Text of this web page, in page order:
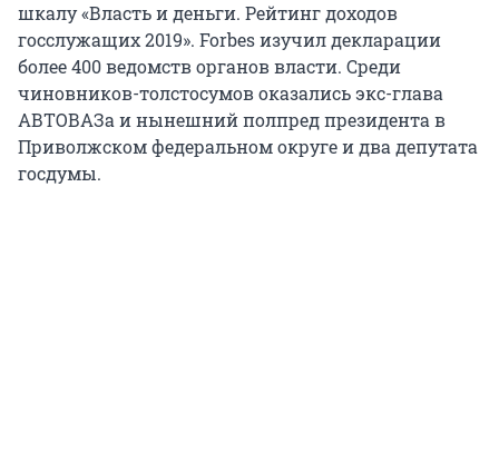
шкалу «Власть и деньги. Рейтинг доходов
госслужащих 2019». Forbes изучил декларации
более 400 ведомств органов власти. Среди
чиновников-толстосумов оказались экс-глава
АВТОВАЗа и нынешний полпред президента в
Приволжском федеральном округе и два депутата
госдумы.